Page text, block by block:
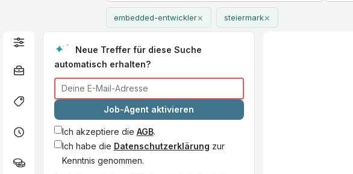
embedded-entwickler× steiermark×
Neue Treffer für diese Suche
automatisch erhalten?
Job-Agent aktivieren
Ich akzeptiere die AGB.
Ich habe die Datenschutzerklärung zur
Kenntnis genommen.